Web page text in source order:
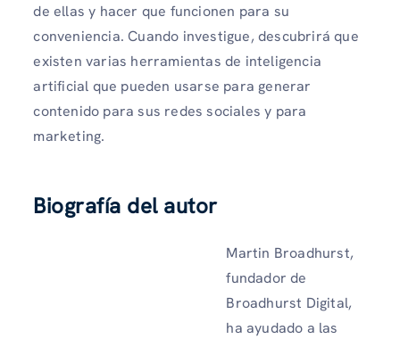
de ellas y hacer que funcionen para su
conveniencia. Cuando investigue, descubrirá que
existen varias herramientas de inteligencia
artificial que pueden usarse para generar
contenido para sus redes sociales y para
marketing.
Biografía del autor
Martin Broadhurst,
fundador de
Broadhurst Digital,
ha ayudado a las